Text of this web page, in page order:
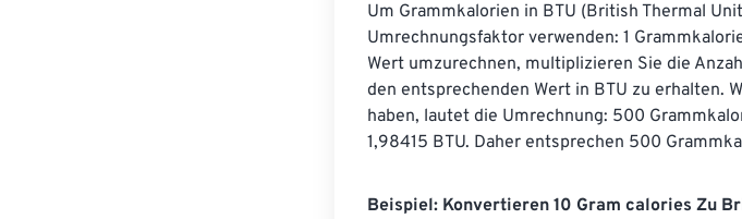
Um Grammkalorien in BTU (British Thermal
Umrechnungsfaktor verwenden: 1
Wert umzurechnen, multiplizieren Sie die
den entsprechenden Wert in BTU zu erhalten.
haben, lautet die Umrechnung: 500
1,98415 BTU. Daher entsprechen 500
Beispiel: Konvertieren 10 Gram calories Zu